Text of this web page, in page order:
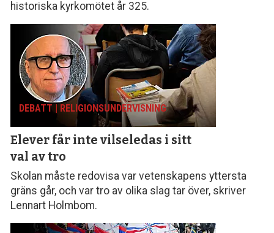
historiska kyrkomötet år 325.
DEBATT | RELIGIONS­UNDERVISNING
Elever får inte vilseledas i sitt
val av tro
Skolan måste redovisa var vetenskapens yttersta
gräns går, och var tro av olika slag tar över, skriver
Lennart Holmbom.